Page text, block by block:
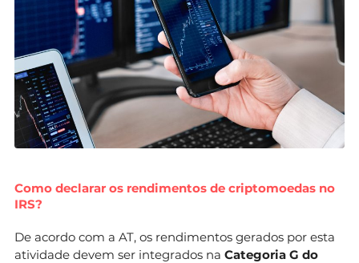
Como declarar os rendimentos de criptomoedas no
IRS?
De acordo com a AT, os rendimentos gerados por esta
atividade devem ser integrados na Categoria G do